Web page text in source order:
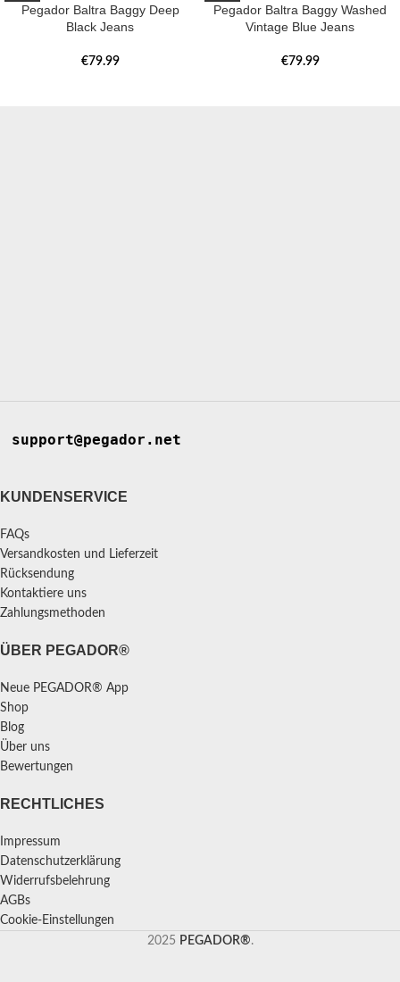
Pegador Baltra Baggy Deep
Black Jeans
€79.99
Pegador Baltra Baggy Washed
Vintage Blue Jeans
€79.99
support@pegador.net
KUNDENSERVICE
FAQs
Versandkosten und Lieferzeit
Rücksendung
Kontaktiere uns
Zahlungsmethoden
ÜBER PEGADOR®
Neue PEGADOR® App
Shop
Blog
Über uns
Bewertungen
RECHTLICHES
Impressum
Datenschutzerklärung
Widerrufsbelehrung
AGBs
Cookie-Einstellungen
2025 PEGADOR®.